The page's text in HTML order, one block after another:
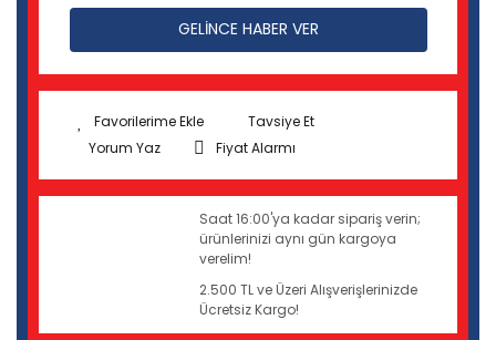
GELİNCE HABER VER
Tavsiye Et
Yorum Yaz
Fiyat Alarmı
Saat 16:00'ya kadar sipariş verin;
ürünlerinizi aynı gün kargoya
verelim!
2.500 TL ve Üzeri Alışverişlerinizde
Ücretsiz Kargo!